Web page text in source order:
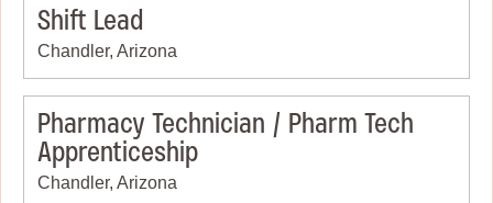
Shift Lead
Chandler, Arizona
Pharmacy Technician / Pharm Tech
Apprenticeship
Chandler, Arizona